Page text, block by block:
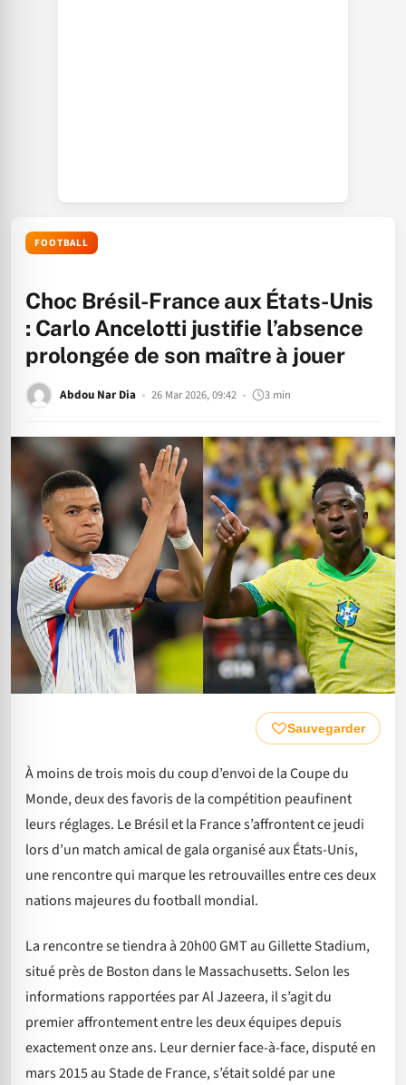
FOOTBALL
Choc Brésil-France aux États-Unis
: Carlo Ancelotti justifie l’absence
prolongée de son maître à jouer
Abdou Nar Dia 26 Mar 2026, 09:42 3 min
Sauvegarder
À moins de trois mois du coup d’envoi de la Coupe du
Monde, deux des favoris de la compétition peaufinent
leurs réglages. Le Brésil et la France s’affrontent ce jeudi
lors d’un match amical de gala organisé aux États-Unis,
une rencontre qui marque les retrouvailles entre ces deux
nations majeures du football mondial.
La rencontre se tiendra à 20h00 GMT au Gillette Stadium,
situé près de Boston dans le Massachusetts. Selon les
informations rapportées par Al Jazeera, il s’agit du
premier affrontement entre les deux équipes depuis
exactement onze ans. Leur dernier face-à-face, disputé en
mars 2015 au Stade de France, s’était soldé par une